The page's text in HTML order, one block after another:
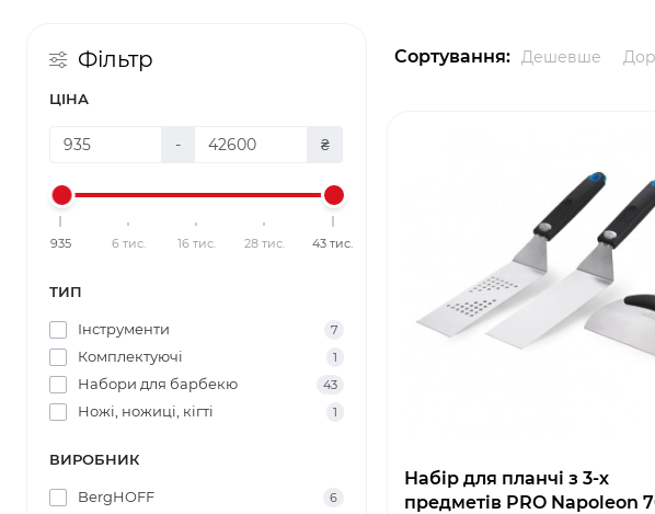
Фільтр
ЦІНА
- ₴
935 6 тис. 16 тис. 28 тис. 43 тис.
ТИП
Інструменти 7
Комплектуючі 1
Набори для барбекю 43
Ножі, ножиці, кігті 1
ВИРОБНИК
BergHOFF 6
Сортування: Дешевше
Набір для планчі з 3-х
предметів PRO Napoleon